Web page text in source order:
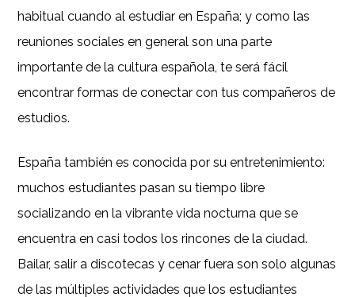
habitual cuando al estudiar en España; y como las
reuniones sociales en general son una parte
importante de la cultura española, te será fácil
encontrar formas de conectar con tus compañeros de
estudios.
España también es conocida por su entretenimiento:
muchos estudiantes pasan su tiempo libre
socializando en la vibrante vida nocturna que se
encuentra en casi todos los rincones de la ciudad.
Bailar, salir a discotecas y cenar fuera son solo algunas
de las múltiples actividades que los estudiantes